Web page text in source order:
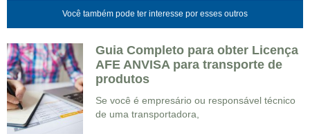
Você também pode ter interesse por esses outros
Guia Completo para obter Licença
AFE ANVISA para transporte de
produtos
Se você é empresário ou responsável técnico
de uma transportadora,